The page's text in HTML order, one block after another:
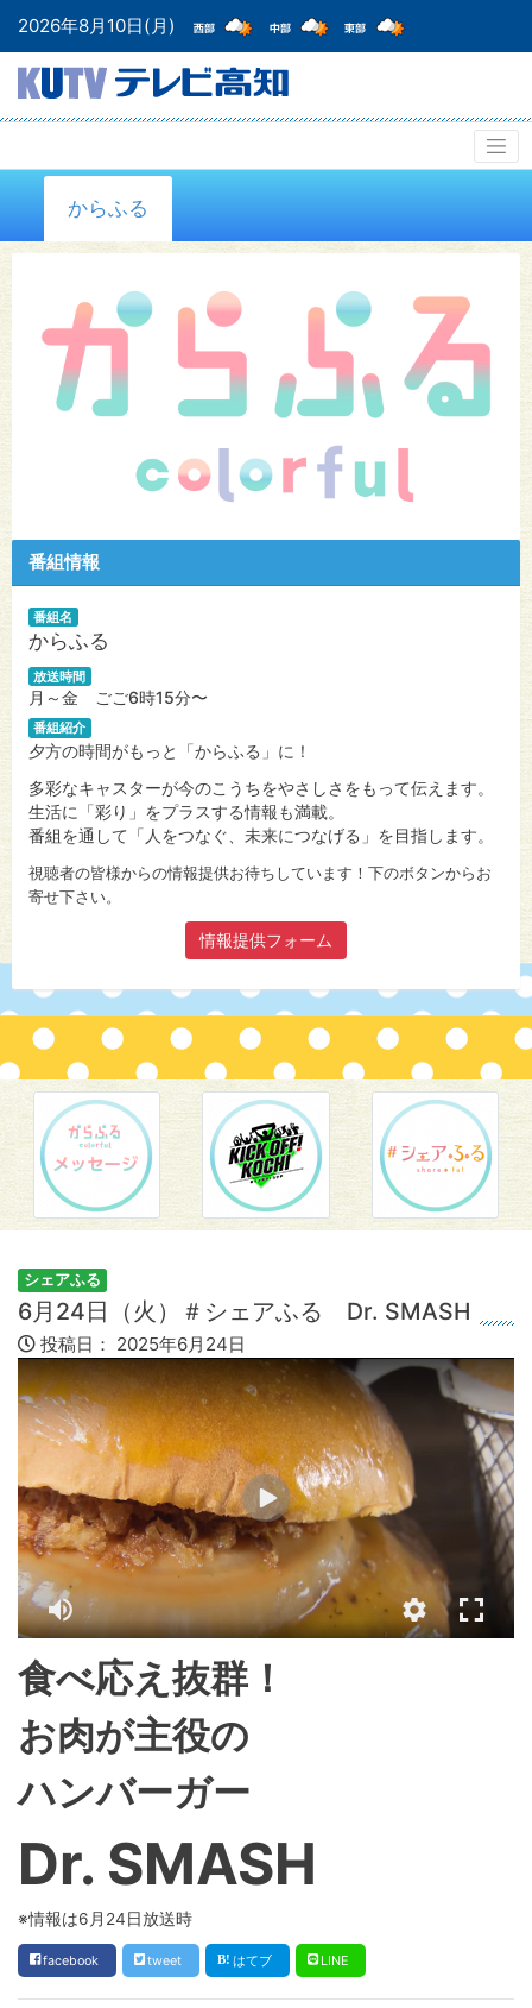
2026年8月10日(月)
からふる
番組情報
番組名
からふる
放送時間
月～金 ごご6時15分〜
番組紹介
夕方の時間がもっと「からふる」に！
多彩なキャスターが今のこうちをやさしさをもって伝えます。
生活に「彩り」をプラスする情報も満載。
番組を通して「人をつなぐ、未来につなげる」を目指します。
視聴者の皆様からの情報提供お待ちしています！下のボタンからお
寄せ下さい。
情報提供フォーム
シェアふる
6月24日（火）＃シェアふる Dr. SMASH
投稿日： 2025年6月24日
食べ応え抜群！
お肉が主役の
ハンバーガー
Dr. SMASH
※情報は6月24日放送時
facebook tweet はてブ LINE